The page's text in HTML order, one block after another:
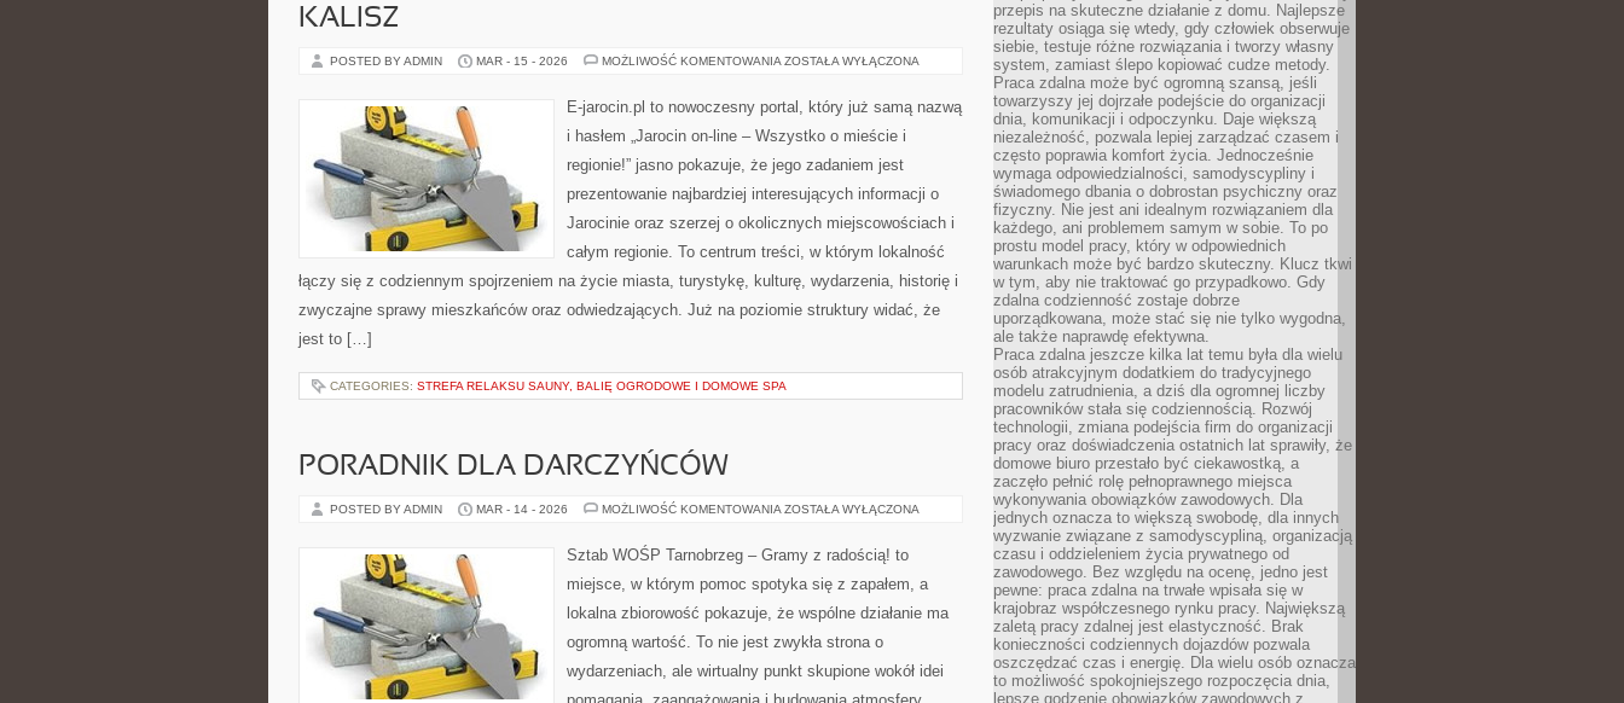
KALISZ
POSTED BY ADMIN MAR - 15 - 2026 MOŻLIWOŚĆ KOMENTOWANIA KALISZ
ZOSTAŁA WYŁĄCZONA
E-jarocin.pl to nowoczesny portal, który już samą nazwą
i hasłem „Jarocin on-line – Wszystko o mieście i
regionie!” jasno pokazuje, że jego zadaniem jest
prezentowanie najbardziej interesujących informacji o
Jarocinie oraz szerzej o okolicznych miejscowościach i
całym regionie. To centrum treści, w którym lokalność
łączy się z codziennym spojrzeniem na życie miasta, turystykę, kulturę, wydarzenia, historię i
zwyczajne sprawy mieszkańców oraz odwiedzających. Już na poziomie struktury widać, że
jest to […]
CATEGORIES: STREFA RELAKSU SAUNY, BALIĘ OGRODOWE I DOMOWE SPA
PORADNIK DLA DARCZYŃCÓW
POSTED BY ADMIN MAR - 14 - 2026 MOŻLIWOŚĆ KOMENTOWANIA PORADNIK
ZOSTAŁA WYŁĄCZONA
Sztab WOŚP Tarnobrzeg – Gramy z radością! to
miejsce, w którym pomoc spotyka się z zapałem, a
lokalna zbiorowość pokazuje, że wspólne działanie ma
ogromną wartość. To nie jest zwykła strona o
wydarzeniach, ale wirtualny punkt skupione wokół idei
przepis na skuteczne działanie z domu. Najlepsze
rezultaty osiąga się wtedy, gdy człowiek obserwuje
siebie, testuje różne rozwiązania i tworzy własny
system, zamiast ślepo kopiować cudze metody.
Praca zdalna może być ogromną szansą, jeśli
towarzyszy jej dojrzałe podejście do organizacji
dnia, komunikacji i odpoczynku. Daje większą
niezależność, pozwala lepiej zarządzać czasem i
często poprawia komfort życia. Jednocześnie
wymaga odpowiedzialności, samodyscypliny i
świadomego dbania o dobrostan psychiczny oraz
fizyczny. Nie jest ani idealnym rozwiązaniem dla
każdego, ani problemem samym w sobie. To po
prostu model pracy, który w odpowiednich
warunkach może być bardzo skuteczny. Klucz tkwi
w tym, aby nie traktować go przypadkowo. Gdy
zdalna codzienność zostaje dobrze
uporządkowana, może stać się nie tylko wygodna,
ale także naprawdę efektywna.
Praca zdalna jeszcze kilka lat temu była dla wielu
osób atrakcyjnym dodatkiem do tradycyjnego
modelu zatrudnienia, a dziś dla ogromnej liczby
pracowników stała się codziennością. Rozwój
technologii, zmiana podejścia firm do organizacji
pracy oraz doświadczenia ostatnich lat sprawiły, że
domowe biuro przestało być ciekawostką, a
zaczęło pełnić rolę pełnoprawnego miejsca
wykonywania obowiązków zawodowych. Dla
jednych oznacza to większą swobodę, dla innych
wyzwanie związane z samodyscypliną, organizacją
czasu i oddzieleniem życia prywatnego od
zawodowego. Bez względu na ocenę, jedno jest
pewne: praca zdalna na trwałe wpisała się w
krajobraz współczesnego rynku pracy. Największą
zaletą pracy zdalnej jest elastyczność. Brak
konieczności codziennych dojazdów pozwala
oszczędzać czas i energię. Dla wielu osób oznacza
to możliwość spokojniejszego rozpoczęcia dnia,
lepsze godzenie obowiązków zawodowych z